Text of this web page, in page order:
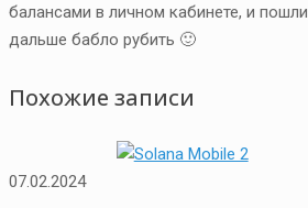
балансами в личном кабинете, и пошли
дальше бабло рубить 🙂
Похожие записи
07.02.2024